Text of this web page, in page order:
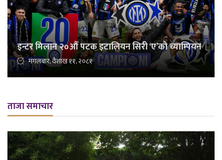
इन्टर मिलान २०औँ पटक इटालियन सिरी ‘ए’को च्याम्पियन
मंगलबार, वैशाख ११, २०८१
ताजा समाचार